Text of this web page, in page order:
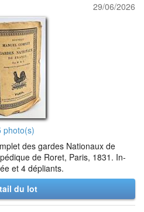
29/06/2026
photo(s)
des gardes Nationaux de
de Roret, Paris, 1831. In-
et 4 dépliants.
du lot